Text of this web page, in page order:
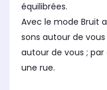
équilibrées.
Avec le mode Bruit
sons autour de
autour de vous ;
une rue.